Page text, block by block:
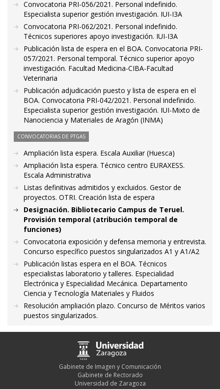
Convocatoria PRI-056/2021. Personal indefinido.
Especialista superior gestión investigación. IUI-I3A
Convocatoria PRI-062/2021. Personal indefinido.
Técnicos superiores apoyo investigación. IUI-I3A
Publicación lista de espera en el BOA. Convocatoria PRI-
057/2021. Personal temporal. Técnico superior apoyo
investigación. Facultad Medicina-CIBA-Facultad
Veterinaria
Publicación adjudicación puesto y lista de espera en el
BOA. Convocatoria PRI-042/2021. Personal indefinido.
Especialista superior gestión investigación. IUI-Mixto de
Nanociencia y Materiales de Aragón (INMA)
CONVOCATORIAS DE PTGAS
Ampliación lista espera. Escala Auxiliar (Huesca)
Ampliación lista espera. Técnico centro EURAXESS.
Escala Administrativa
Listas definitivas admitidos y excluidos. Gestor de
proyectos. OTRI. Creación lista de espera
Designación. Bibliotecario Campus de Teruel.
Provisión temporal (atribución temporal de
funciones)
Convocatoria exposición y defensa memoria y entrevista.
Concurso específico puestos singularizados A1 y A1/A2
Publicación listas espera en el BOA. Técnicos
especialistas laboratorio y talleres. Especialidad
Electrónica y Especialidad Mecánica. Departamento
Ciencia y Tecnología Materiales y Fluidos
Resolución ampliación plazo. Concurso de Méritos varios
puestos singularizados.
Gabinete de Imagen y Comunicación
Gabinete de Rectorado
Universidad de Zaragoza